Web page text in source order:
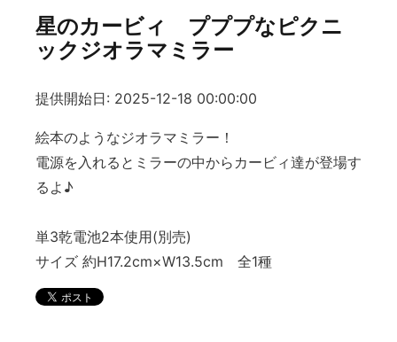
星のカービィ プププなピクニ
ックジオラマミラー
提供開始日: 2025-12-18 00:00:00
絵本のようなジオラマミラー！
電源を入れるとミラーの中からカービィ達が登場す
るよ♪
単3乾電池2本使用(別売)
サイズ 約H17.2cm×W13.5cm 全1種